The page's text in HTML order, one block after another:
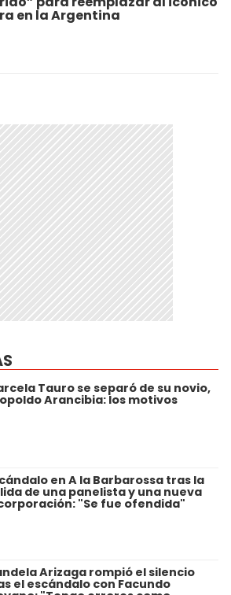
en la Argentina
Tauro se separó de su novio,
Arancibia: los motivos
en A la Barbarossa tras la
de una panelista y una nueva
"Se fue ofendida"
Arizaga rompió el silencio
el escándalo con Facundo